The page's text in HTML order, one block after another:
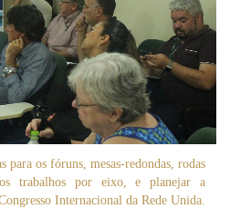
os fóruns, mesas-redondas, rodas
trabalhos por eixo, e planejar a
Internacional da Rede Unida.